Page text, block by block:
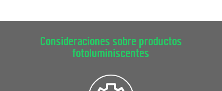
Consideraciones sobre productos
fotoluminiscentes